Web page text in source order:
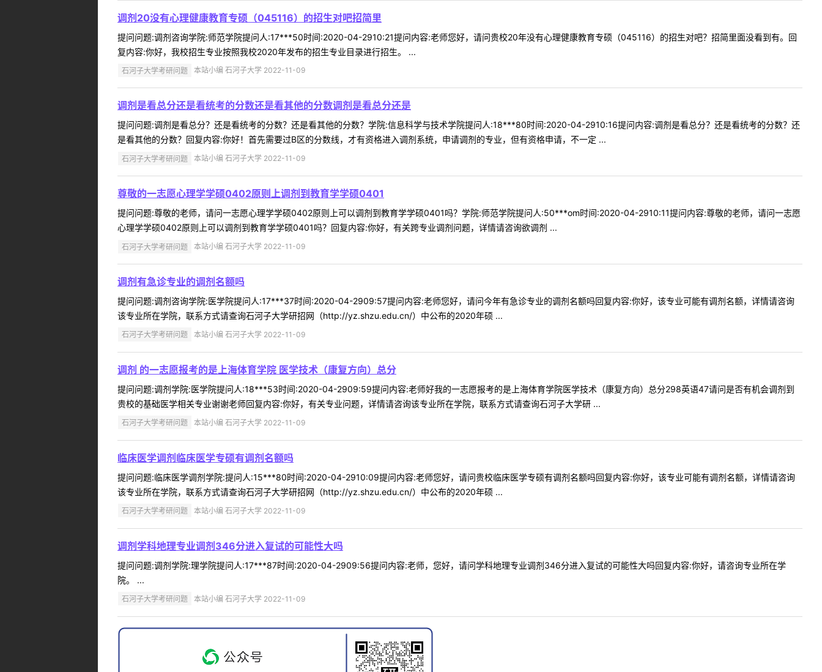
调剂20没有心理健康教育专硕（045116）的招生对吧招简里
提问问题:调剂咨询学院:师范学院提问人:17***50时间:2020-04-2910:21提问内容:老师您好，请问贵校20年没有心理健康教育专硕（045116）的招生对吧？招简里面没看到有。回
复内容:你好，我校招生专业按照我校2020年发布的招生专业目录进行招生。 ...
石河子大学考研问题 本站小编 石河子大学 2022-11-09
调剂是看总分还是看统考的分数还是看其他的分数调剂是看总分还是
提问问题:调剂是看总分？还是看统考的分数？还是看其他的分数？学院:信息科学与技术学院提问人:18***80时间:2020-04-2910:16提问内容:调剂是看总分？还是看统考的分数？还
是看其他的分数？回复内容:你好！首先需要过B区的分数线，才有资格进入调剂系统，申请调剂的专业，但有资格申请，不一定 ...
石河子大学考研问题 本站小编 石河子大学 2022-11-09
尊敬的一志愿心理学学硕0402原则上调剂到教育学学硕0401
提问问题:尊敬的老师，请问一志愿心理学学硕0402原则上可以调剂到教育学学硕0401吗？学院:师范学院提问人:50***om时间:2020-04-2910:11提问内容:尊敬的老师，请问一志愿
心理学学硕0402原则上可以调剂到教育学学硕0401吗？回复内容:你好，有关跨专业调剂问题，详情请咨询欲调剂 ...
石河子大学考研问题 本站小编 石河子大学 2022-11-09
调剂有急诊专业的调剂名额吗
提问问题:调剂咨询学院:医学院提问人:17***37时间:2020-04-2909:57提问内容:老师您好，请问今年有急诊专业的调剂名额吗回复内容:你好，该专业可能有调剂名额，详情请咨询
该专业所在学院，联系方式请查询石河子大学研招网（http://yz.shzu.edu.cn/）中公布的2020年硕 ...
石河子大学考研问题 本站小编 石河子大学 2022-11-09
调剂 的一志愿报考的是上海体育学院 医学技术（康复方向）总分
提问问题:调剂学院:医学院提问人:18***53时间:2020-04-2909:59提问内容:老师好我的一志愿报考的是上海体育学院医学技术（康复方向）总分298英语47请问是否有机会调剂到
贵校的基础医学相关专业谢谢老师回复内容:你好，有关专业问题，详情请咨询该专业所在学院，联系方式请查询石河子大学研 ...
石河子大学考研问题 本站小编 石河子大学 2022-11-09
临床医学调剂临床医学专硕有调剂名额吗
提问问题:临床医学调剂学院:提问人:15***80时间:2020-04-2910:09提问内容:老师您好，请问贵校临床医学专硕有调剂名额吗回复内容:你好，该专业可能有调剂名额，详情请咨询
该专业所在学院，联系方式请查询石河子大学研招网（http://yz.shzu.edu.cn/）中公布的2020年硕 ...
石河子大学考研问题 本站小编 石河子大学 2022-11-09
调剂学科地理专业调剂346分进入复试的可能性大吗
提问问题:调剂学院:理学院提问人:17***87时间:2020-04-2909:56提问内容:老师，您好，请问学科地理专业调剂346分进入复试的可能性大吗回复内容:你好，请咨询专业所在学
院。 ...
石河子大学考研问题 本站小编 石河子大学 2022-11-09